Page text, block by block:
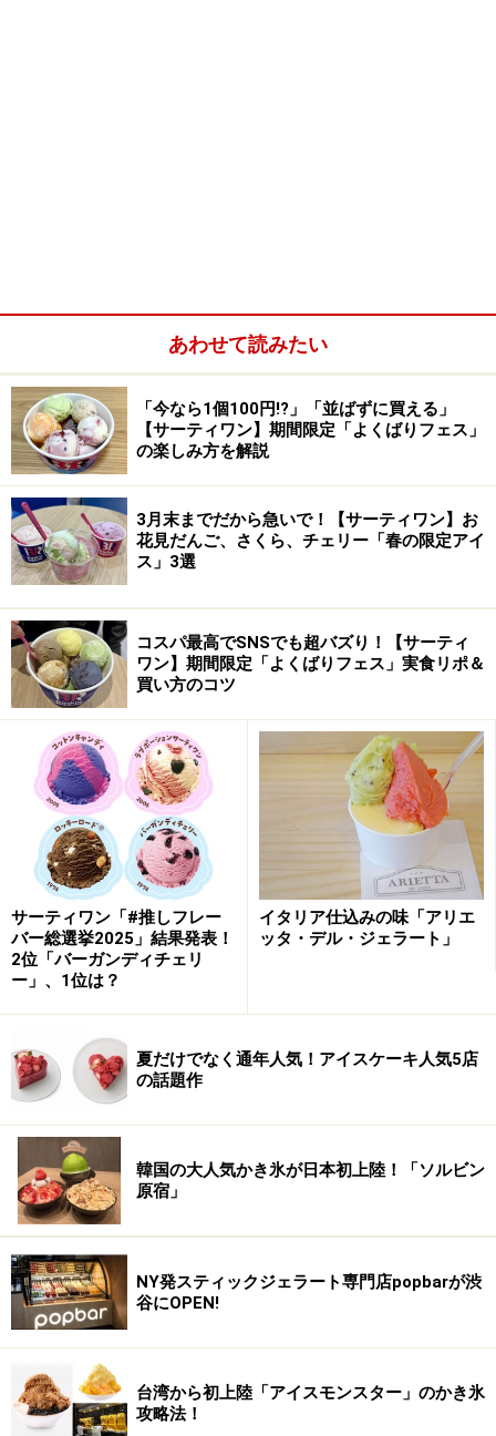
あわせて読みたい
「今なら1個100円!?」「並ばずに買える」
【サーティワン】期間限定「よくばりフェス」
の楽しみ方を解説
3月末までだから急いで！【サーティワン】お
花見だんご、さくら、チェリー「春の限定アイ
ス」3選
コスパ最高でSNSでも超バズり！【サーティ
ワン】期間限定「よくばりフェス」実食リポ＆
買い方のコツ
サーティワン「#推しフレー
バー総選挙2025」結果発表！
2位「バーガンディチェリ
ー」、1位は？
イタリア仕込みの味「アリエ
ッタ・デル・ジェラート」
夏だけでなく通年人気！アイスケーキ人気5店
の話題作
韓国の大人気かき氷が日本初上陸！「ソルビン
原宿」
NY発スティックジェラート専門店popbarが渋
谷にOPEN!
台湾から初上陸「アイスモンスター」のかき氷
攻略法！